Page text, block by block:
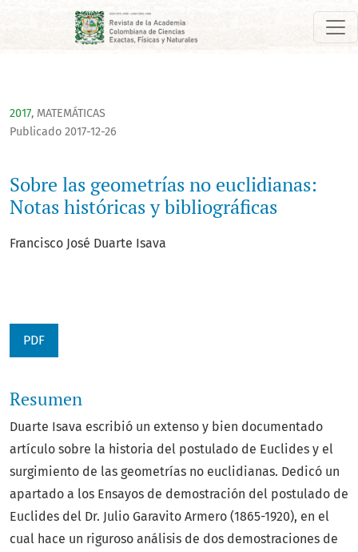
Sobre las geometrías no euclidianas: Notas históricas y
2017, MATEMÁTICAS
Sobre las geometrías no euclidianas:
Notas históricas y bibliográficas
Publicado 2017-12-26
Francisco José Duarte Isava
PDF
Resumen
Duarte Isava escribió un extenso y bien documentado
artículo sobre la historia del postulado de Euclides y el
surgimiento de las geometrías no euclidianas. Dedicó un
apartado a los Ensayos de demostración del postulado de
Euclides del Dr. Julio Garavito Armero (1865-1920), en el
cual hace un riguroso análisis de dos demostraciones de